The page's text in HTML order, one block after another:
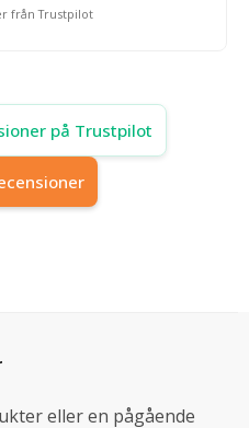
från Trustpilot
på Trustpilot
eller en pågående